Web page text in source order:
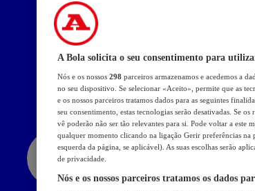
A Bola solicita o seu consentimento para
Nós e os nossos 298 parceiros armazenamos e acedemos a
no seu dispositivo. Se selecionar «Aceito», permite que as
e os nossos parceiros tratamos dados para as seguintes
seu consentimento, estas tecnologias serão desativadas. Se
vê poderão não ser tão relevantes para si. Pode voltar a este
qualquer momento clicando na ligação Gerir preferências
esquerda da página, se aplicável). As suas escolhas serão
de privacidade.
Nós e os nossos parceiros tratamos os dados